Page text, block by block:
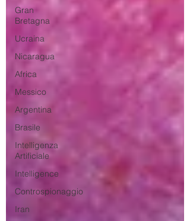
Gran
Bretagna
Ucraina
Nicaragua
Africa
Messico
Argentina
Brasile
Intelligenza
Artificiale
Intelligence
Controspionaggio
Iran